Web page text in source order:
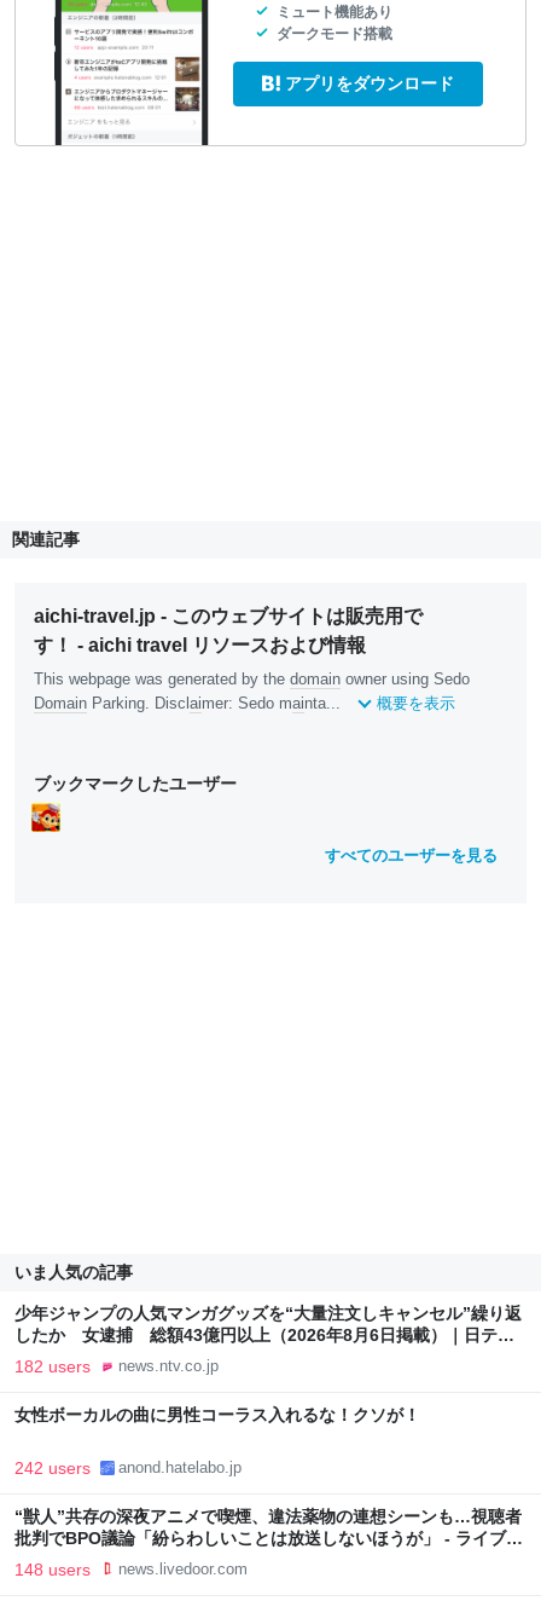
ミュート機能あり
ダークモード搭載
アプリをダウンロード
関連記事
aichi-travel.jp - このウェブサイトは販売用で
す！ - aichi travel リソースおよび情報
This webpage was generated by the domain owner using Sedo
Domain Parking. Discl aimer: Sedo mainta... 概要を表示
ブックマークしたユーザー
すべてのユーザーを見る
いま人気の記事
少年ジャンプの人気マンガグッズを“大量注文しキャンセル”繰り返
したか 女逮捕 総額43億円以上（2026年8月6日掲載）｜日テレ
NEWS NNN
182 users news.ntv.co.jp
女性ボーカルの曲に男性コーラス入れるな！クソが！
242 users anond.hatelabo.jp
“獣人”共存の深夜アニメで喫煙、違法薬物の連想シーンも…視聴者
批判でBPO議論「紛らわしいことは放送しないほうが」 - ライブド
アニュース
148 users news.livedoor.com